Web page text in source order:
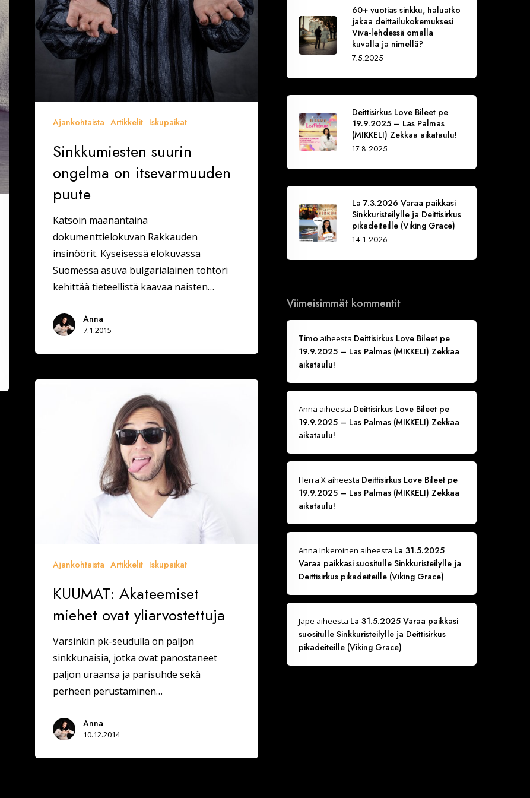
Ajankohtaista Artikkelit Iskupaikat
Sinkkumiesten suurin
ongelma on itsevarmuuden
puute
Katsoin maanantaina
dokumenttielokuvan Rakkauden
insinöörit. Kyseisessä elokuvassa
Suomessa asuva bulgarialainen tohtori
kehittää tieteellistä kaavaa naisten…
Anna
7.1.2015
Ajankohtaista Artikkelit Iskupaikat
KUUMAT: Akateemiset
miehet ovat yliarvostettuja
Varsinkin pk-seudulla on paljon
sinkkunaisia, jotka ovat panostaneet
paljon uraansa ja parisuhde sekä
perheen perustaminen…
Anna
10.12.2014
60+ vuotias sinkku, haluatko
jakaa deittailukokemuksesi
Viva-lehdessä omalla
kuvalla ja nimellä?
7.5.2025
Deittisirkus Love Bileet pe
19.9.2025 – Las Palmas
(MIKKELI) Zekkaa aikataulu!
17.8.2025
La 7.3.2026 Varaa paikkasi
Sinkkuristeilylle ja Deittisirkus
pikadeiteille (Viking Grace)
14.1.2026
Viimeisimmät kommentit
Timo aiheesta Deittisirkus Love Bileet pe
19.9.2025 – Las Palmas (MIKKELI) Zekkaa
aikataulu!
Anna aiheesta Deittisirkus Love Bileet pe
19.9.2025 – Las Palmas (MIKKELI) Zekkaa
aikataulu!
Herra Xaiheesta Deittisirkus Love Bileet pe
19.9.2025 – Las Palmas (MIKKELI) Zekkaa
aikataulu!
Anna Inkeroinen aiheesta La 31.5.2025
Varaa paikkasi suositulle Sinkkuristeilylle ja
Deittisirkus pikadeiteille (Viking Grace)
Jape aiheesta La 31.5.2025 Varaa paikkasi
suositulle Sinkkuristeilylle ja Deittisirkus
pikadeiteille (Viking Grace)